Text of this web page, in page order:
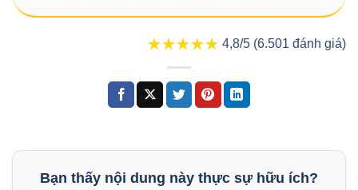
★★★★★
★★★★★ 4,8/5 (6.501 đánh giá)
Bạn thấy nội dung này thực sự hữu ích?